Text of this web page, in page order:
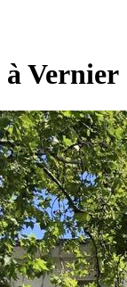
à Vernier